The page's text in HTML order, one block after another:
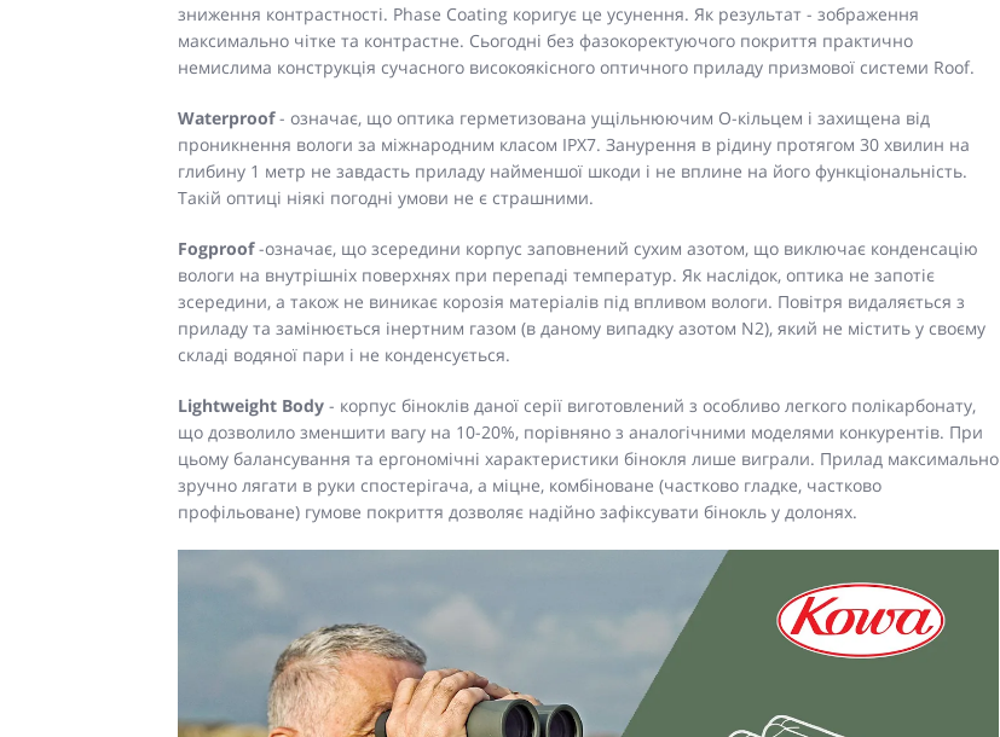
зниження контрастності. Phase Coating коригує це усунення. Як результат - зображення
максимально чітке та контрастне. Сьогодні без фазокоректуючого покриття практично
немислима конструкція сучасного високоякісного оптичного приладу призмової системи Roof.
Waterproof- означає, що оптика герметизована ущільнюючим О-кільцем і захищена від
проникнення вологи за міжнародним класом IPX7. Занурення в рідину протягом 30 хвилин на
глибину 1 метр не завдасть приладу найменшої шкоди і не вплине на його функціональність.
Такій оптиці ніякі погодні умови не є страшними.
Fogproof-означає, що зсередини корпус заповнений сухим азотом, що виключає конденсацію
вологи на внутрішніх поверхнях при перепаді температур. Як наслідок, оптика не запотіє
зсередини, а також не виникає корозія матеріалів під впливом вологи. Повітря видаляється з
приладу та замінюється інертним газом (в даному випадку азотом N2), який не містить у своєму
складі водяної пари і не конденсується.
Lightweight Body - корпус біноклів даної серії виготовлений з особливо легкого полікарбонату,
що дозволило зменшити вагу на 10-20%, порівняно з аналогічними моделями конкурентів. При
цьому балансування та ергономічні характеристики бінокля лише виграли. Прилад максимально
зручно лягати в руки спостерігача, а міцне, комбіноване (частково гладке, частково
профільоване) гумове покриття дозволяє надійно зафіксувати бінокль у долонях.